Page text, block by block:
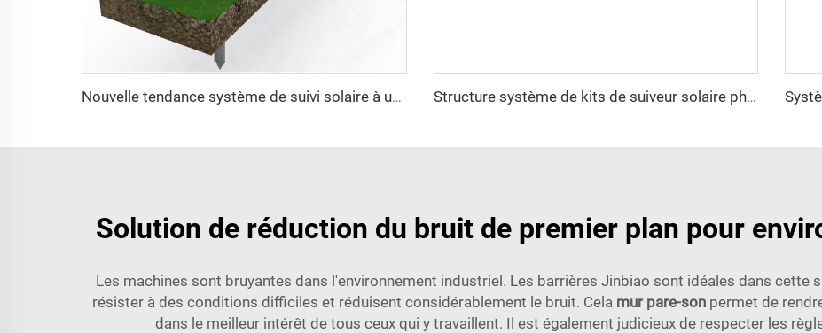
Nouvelle tendance système de suivi solaire à un axe structure de montage photovoltaïque lourde en acier avec service de découpe à prix avantageux Structure système de kits de suiveur solaire photovoltaïque à un axe lourd en acier du fabricant professionnel
Solution de réduction du bruit de premier plan pour
Les machines sont bruyantes dans l'environnement industriel. Les barrières Jinbiao sont idéales dans cette
résister à des conditions difficiles et réduisent considérablement le bruit. Cela mur pare-son permet de
dans le meilleur intérêt de tous ceux qui y travaillent. Il est également judicieux de respecter les